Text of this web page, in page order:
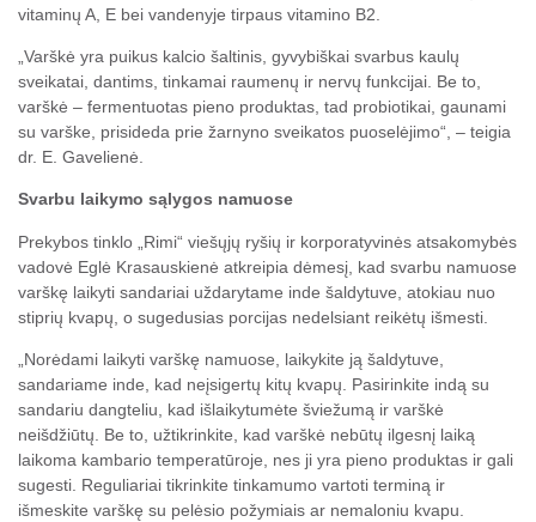
vitaminų A, E bei vandenyje tirpaus vitamino B2.
„Varškė yra puikus kalcio šaltinis, gyvybiškai svarbus kaulų
sveikatai, dantims, tinkamai raumenų ir nervų funkcijai. Be to,
varškė – fermentuotas pieno produktas, tad probiotikai, gaunami
su varške, prisideda prie žarnyno sveikatos puoselėjimo“, – teigia
dr. E. Gavelienė.
Svarbu laikymo sąlygos namuose
Prekybos tinklo „Rimi“ viešųjų ryšių ir korporatyvinės atsakomybės
vadovė Eglė Krasauskienė atkreipia dėmesį, kad svarbu namuose
varškę laikyti sandariai uždarytame inde šaldytuve, atokiau nuo
stiprių kvapų, o sugedusias porcijas nedelsiant reikėtų išmesti.
„Norėdami laikyti varškę namuose, laikykite ją šaldytuve,
sandariame inde, kad neįsigertų kitų kvapų. Pasirinkite indą su
sandariu dangteliu, kad išlaikytumėte šviežumą ir varškė
neišdžiūtų. Be to, užtikrinkite, kad varškė nebūtų ilgesnį laiką
laikoma kambario temperatūroje, nes ji yra pieno produktas ir gali
sugesti. Reguliariai tikrinkite tinkamumo vartoti terminą ir
išmeskite varškę su pelėsio požymiais ar nemaloniu kvapu.